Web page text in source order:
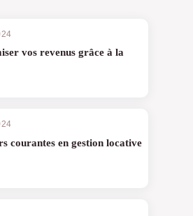
vos revenus grâce à la
courantes en gestion locative